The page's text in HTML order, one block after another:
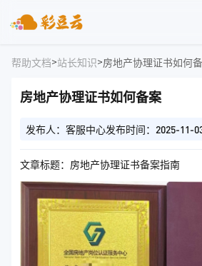
帮助文档>站长知识>房地产协理证书如何
房地产协理证书如何备案
发布人：客服中心发布时间：2025-11-
文章标题：房地产协理证书备案指南